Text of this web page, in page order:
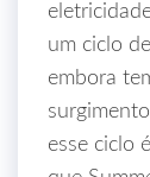
um ciclo de
embora
esse ciclo